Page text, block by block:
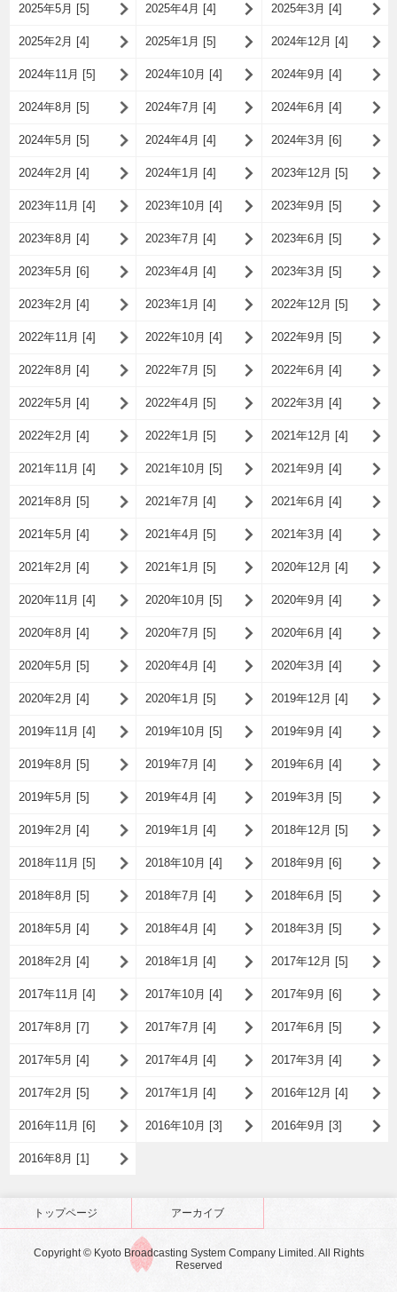
2025年5月 [5] 2025年4月 [4] 2025年3月 [4]
2025年2月 [4] 2025年1月 [5] 2024年12月 [4]
2024年11月 [5] 2024年10月 [4] 2024年9月 [4]
2024年8月 [5] 2024年7月 [4] 2024年6月 [4]
2024年5月 [5] 2024年4月 [4] 2024年3月 [6]
2024年2月 [4] 2024年1月 [4] 2023年12月 [5]
2023年11月 [4] 2023年10月 [4] 2023年9月 [5]
2023年8月 [4] 2023年7月 [4] 2023年6月 [5]
2023年5月 [6] 2023年4月 [4] 2023年3月 [5]
2023年2月 [4] 2023年1月 [4] 2022年12月 [5]
2022年11月 [4] 2022年10月 [4] 2022年9月 [5]
2022年8月 [4] 2022年7月 [5] 2022年6月 [4]
2022年5月 [4] 2022年4月 [5] 2022年3月 [4]
2022年2月 [4] 2022年1月 [5] 2021年12月 [4]
2021年11月 [4] 2021年10月 [5] 2021年9月 [4]
2021年8月 [5] 2021年7月 [4] 2021年6月 [4]
2021年5月 [4] 2021年4月 [5] 2021年3月 [4]
2021年2月 [4] 2021年1月 [5] 2020年12月 [4]
2020年11月 [4] 2020年10月 [5] 2020年9月 [4]
2020年8月 [4] 2020年7月 [5] 2020年6月 [4]
2020年5月 [5] 2020年4月 [4] 2020年3月 [4]
2020年2月 [4] 2020年1月 [5] 2019年12月 [4]
2019年11月 [4] 2019年10月 [5] 2019年9月 [4]
2019年8月 [5] 2019年7月 [4] 2019年6月 [4]
2019年5月 [5] 2019年4月 [4] 2019年3月 [5]
2019年2月 [4] 2019年1月 [4] 2018年12月 [5]
2018年11月 [5] 2018年10月 [4] 2018年9月 [6]
2018年8月 [5] 2018年7月 [4] 2018年6月 [5]
2018年5月 [4] 2018年4月 [4] 2018年3月 [5]
2018年2月 [4] 2018年1月 [4] 2017年12月 [5]
2017年11月 [4] 2017年10月 [4] 2017年9月 [6]
2017年8月 [7] 2017年7月 [4] 2017年6月 [5]
2017年5月 [4] 2017年4月 [4] 2017年3月 [4]
2017年2月 [5] 2017年1月 [4] 2016年12月 [4]
2016年11月 [6] 2016年10月 [3] 2016年9月 [3]
2016年8月 [1]
トップページ アーカイブ
Copyright © Kyoto Broadcasting System Company Limited. All Rights
Reserved